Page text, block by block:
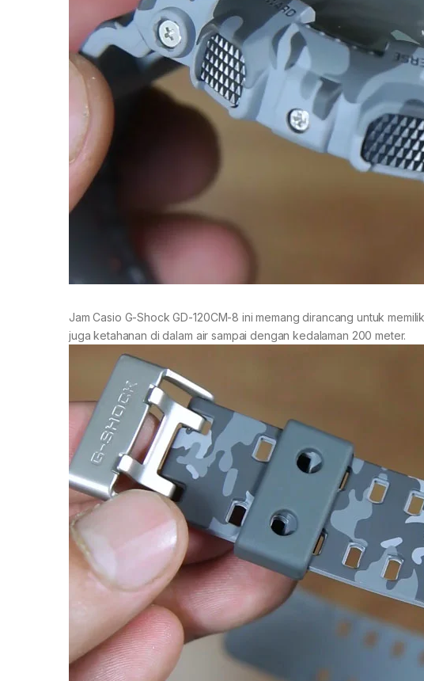
Jam Casio G-Shock GD-120CM-8 ini memang dirancang untuk
juga ketahanan di dalam air sampai dengan kedalaman 200 meter.